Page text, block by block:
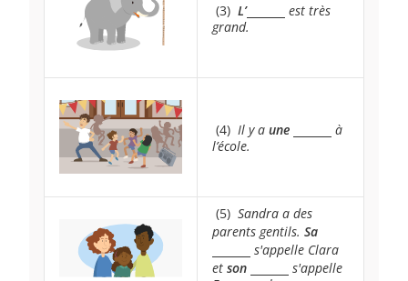
~
(3) ~L’\underline{~\qquad~}
est très
grand.
~
(4) ~Il y a une
à
l’école.
~(5) ~Sandra a des
parents gentils. Sa
s'appelle Clara
et son \underline{~\qquad~}
s'appelle